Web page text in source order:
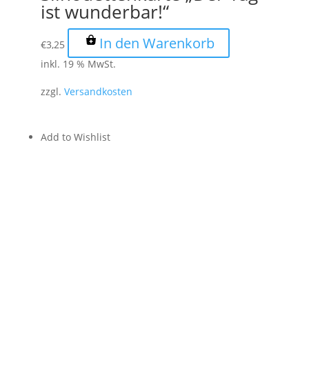
ist wunderbar!“
€3,25 In den Warenkorb
inkl. 19 % MwSt.
zzgl. Versandkosten
Add to Wishlist